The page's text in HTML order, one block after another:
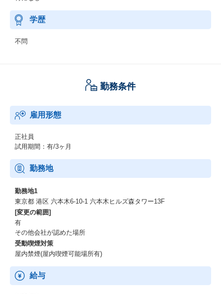
学歴
不問
勤務条件
雇用形態
正社員
試用期間：有/3ヶ月
勤務地
勤務地1
東京都 港区 六本木6-10-1 六本木ヒルズ森タワー13F
[変更の範囲]
有
その他会社が認めた場所
受動喫煙対策
屋内禁煙(屋内喫煙可能場所有)
給与